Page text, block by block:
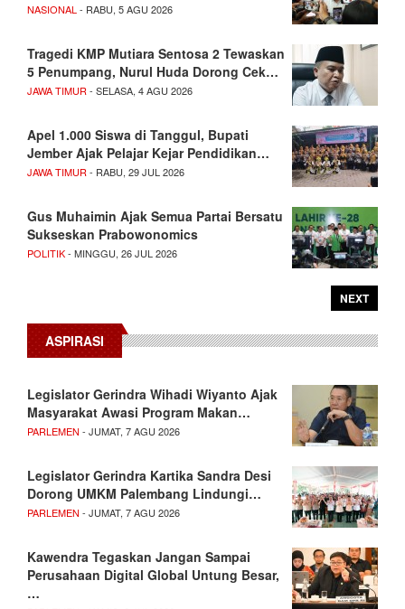
NASIONAL - RABU, 5 AGU 2026
Tragedi KMP Mutiara Sentosa 2 Tewaskan
5 Penumpang, Nurul Huda Dorong Cek…
JAWA TIMUR - SELASA, 4 AGU 2026
Apel 1.000 Siswa di Tanggul, Bupati
Jember Ajak Pelajar Kejar Pendidikan…
JAWA TIMUR - RABU, 29 JUL 2026
Gus Muhaimin Ajak Semua Partai Bersatu
Sukseskan Prabowonomics
POLITIK- MINGGU, 26 JUL 2026
NEXT
ASPIRASI
Legislator Gerindra Wihadi Wiyanto Ajak
Masyarakat Awasi Program Makan…
PARLEMEN - JUMAT, 7 AGU 2026
Legislator Gerindra Kartika Sandra Desi
Dorong UMKM Palembang Lindungi…
PARLEMEN - JUMAT, 7 AGU 2026
Kawendra Tegaskan Jangan Sampai
Perusahaan Digital Global Untung Besar,
…